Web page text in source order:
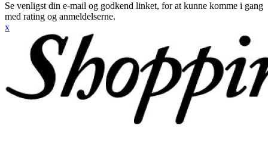
Se venligst din e-mail og godkend linket, for at kunne komme i gang
med rating og anmeldelserne.
x